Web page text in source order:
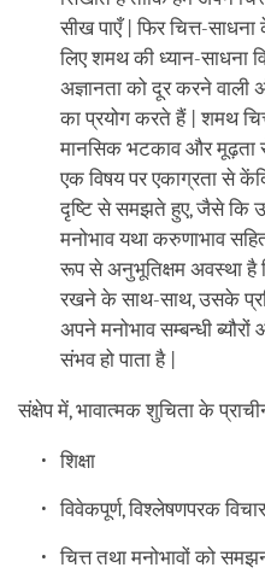
सीख पाएँ | फिर चित्त-
लिए शमथ की ध्यान-साधना
अज्ञानता को दूर करने वाली
का प्रयोग करते हैं | शमथ
मानसिक भटकाव और मूढ़ता
एक विषय पर एकाग्रता से
दृष्टि से समझते हुए, जैसे कि
मनोभाव यथा करुणाभाव
रूप से अनुभूतिक्षम अवस्था
रखने के साथ-साथ, उसके
अपने मनोभाव सम्बन्धी
संभव हो पाता है |
संक्षेप में, भावात्मक शुचिता के
शिक्षा
विवेकपूर्ण, विश्लेषणपरक
चित्त तथा मनोभावों को